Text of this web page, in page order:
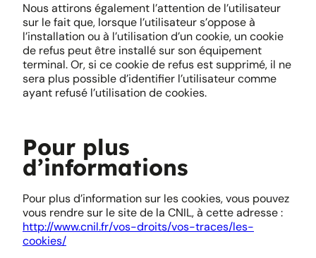
Nous attirons également l’attention de l’utilisateur
sur le fait que, lorsque l’utilisateur s’oppose à
l’installation ou à l’utilisation d’un cookie, un cookie
de refus peut être installé sur son équipement
terminal. Or, si ce cookie de refus est supprimé, il ne
sera plus possible d’identifier l’utilisateur comme
ayant refusé l’utilisation de cookies.
Pour plus
d’informations
Pour plus d’information sur les cookies, vous pouvez
vous rendre sur le site de la CNIL, à cette adresse :
http://www.cnil.fr/vos-droits/vos-traces/les-
cookies/